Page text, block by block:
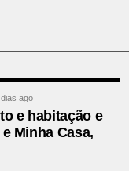
ago
e habitação e
Minha Casa,